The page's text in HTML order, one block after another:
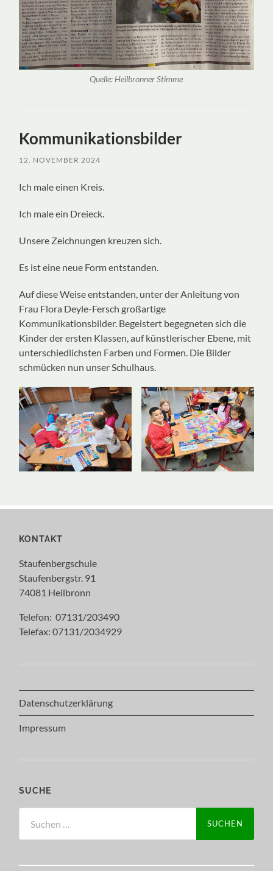
Quelle: Heilbronner Stimme
Kommunikationsbilder
12. NOVEMBER 2024
Ich male einen Kreis.
Ich male ein Dreieck.
Unsere Zeichnungen kreuzen sich.
Es ist eine neue Form entstanden.
Auf diese Weise entstanden, unter der Anleitung von
Frau Flora Deyle-Fersch großartige
Kommunikationsbilder. Begeistert begegneten sich die
Kinder der ersten Klassen, auf künstlerischer Ebene, mit
unterschiedlichsten Farben und Formen. Die Bilder
schmücken nun unser Schulhaus.
KONTAKT
Staufenbergschule
Staufenbergstr. 91
74081 Heilbronn
Telefon: 07131/203490
Telefax: 07131/2034929
Datenschutzerklärung
Impressum
SUCHE
nach: